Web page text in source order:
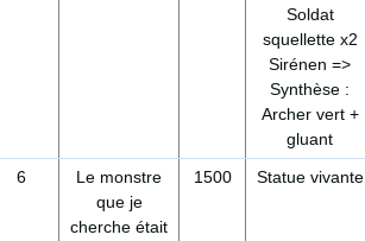
Soldat
squellette x2
Sirénen =>
Synthèse :
Archer vert +
gluant
6
Le monstre
que je
cherche était
1500 Statue vivante